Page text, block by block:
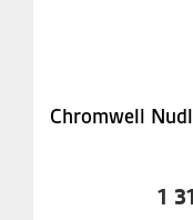
Chromwell
1